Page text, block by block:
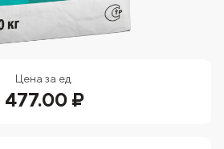
Цена за ед.
477.00 ₽